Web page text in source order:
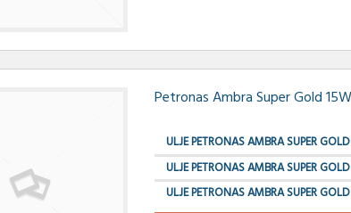
Petronas Ambra Super Gold
ULJE PETRONAS AMBRA SUPER
ULJE PETRONAS AMBRA SUPER
ULJE PETRONAS AMBRA SUPER